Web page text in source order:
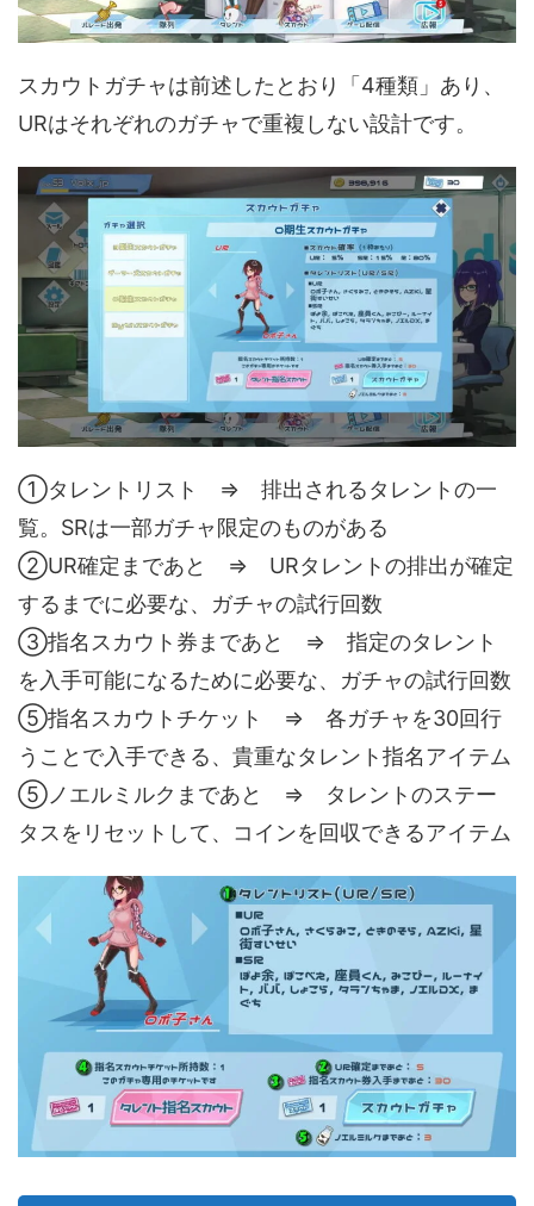
スカウトガチャは前述したとおり「4種類」あり、
URはそれぞれのガチャで重複しない設計です。
①タレントリスト ⇒ 排出されるタレントの一
覧。SRは一部ガチャ限定のものがある
②UR確定まであと ⇒ URタレントの排出が確定
するまでに必要な、ガチャの試行回数
③指名スカウト券まであと ⇒ 指定のタレント
を入手可能になるために必要な、ガチャの試行回数
⑤指名スカウトチケット ⇒ 各ガチャを30回行
うことで入手できる、貴重なタレント指名アイテム
⑤ノエルミルクまであと ⇒ タレントのステー
タスをリセットして、コインを回収できるアイテム